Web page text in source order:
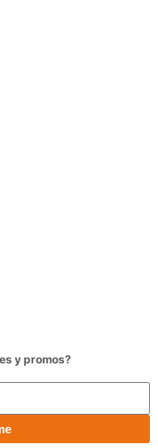
y promos?